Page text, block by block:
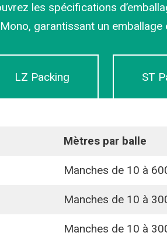
les spécifications
Mono, garantissant un
LZ Packing ST
Mètres par balle
Manches de 10 à
Manches de 10 à
Manches de 10 à